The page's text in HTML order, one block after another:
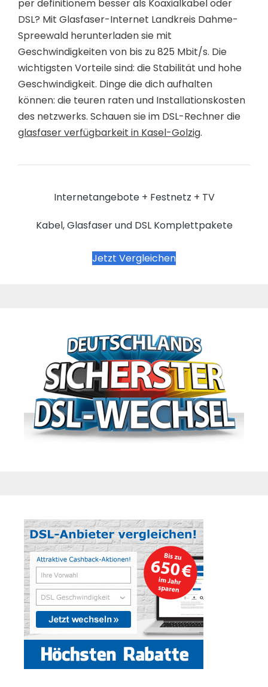
per definitionem besser als Koaxialkabel oder
DSL? Mit Glasfaser-Internet Landkreis Dahme-
Spreewald herunterladen sie mit
Geschwindigkeiten von bis zu 825 Mbit/s. Die
wichtigsten Vorteile sind: die Stabilität und hohe
Geschwindigkeit. Dinge die dich aufhalten
können: die teuren raten und Installationskosten
des netzwerks. Schauen sie im DSL-Rechner die
glasfaser verfügbarkeit in Kasel-Golzig.
Internetangebote + Festnetz + TV
Kabel, Glasfaser und DSL Komplettpakete
Jetzt Vergleichen